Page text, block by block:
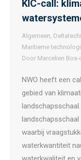
KIC-call:
Algemeen,
Maritieme
Door Marcelien Bos-
NWO heeft een
gebied van
landschapsschaal
waarbij
waterkwantiteit